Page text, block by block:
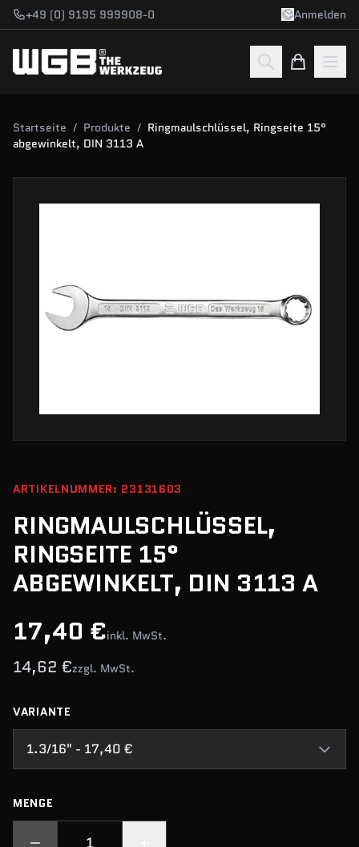
Zum Hauptinhalt springen
+49 (0) 9195 999908-0 Anmelden
Startseite / Produkte / Ringmaulschlüssel, Ringseite 15°
abgewinkelt, DIN 3113 A
ARTIKELNUMMER: 23131603
RINGMAULSCHLÜSSEL,
RINGSEITE 15°
ABGEWINKELT, DIN 3113 A
17,40 €inkl. MwSt.
14,62 €zzgl. MwSt.
VARIANTE
1.3/16" - 17,40 €
MENGE